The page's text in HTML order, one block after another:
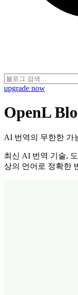
upgrade now
OpenL
AI 번역의 무한한 가
최신 AI 번역 기술,
상의 언어로 정확한